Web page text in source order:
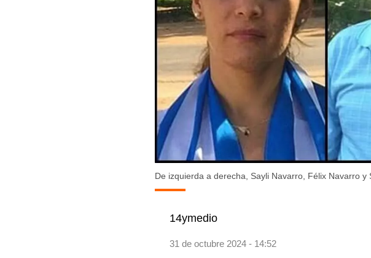
De izquierda a derecha, Sayli Navarro, Félix Navarro y
14ymedio
31 de octubre 2024 - 14:52